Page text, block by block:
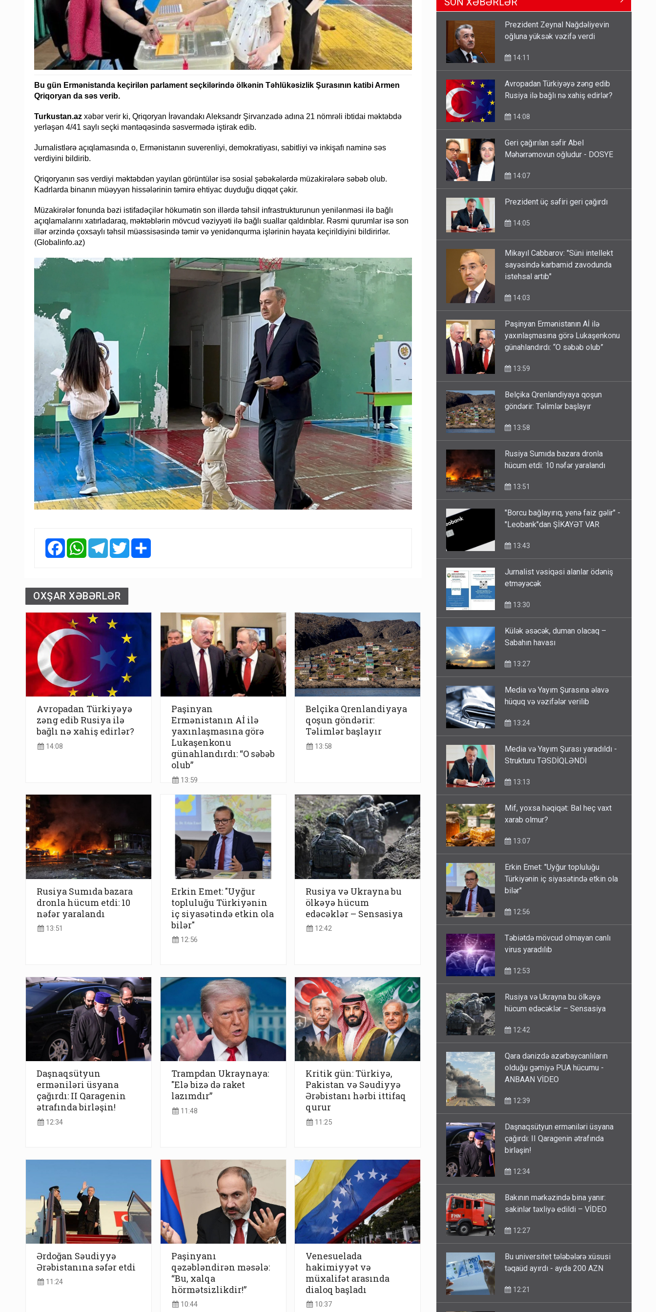
Bu gün Ermənistanda keçirilən parlament seçkilərində ölkənin Təhlükəsizlik Şurasının katibi Armen
Qriqoryan da səs verib.
Turkustan.az xəbər verir ki, Qriqoryan İrəvandakı Aleksandr Şirvanzadə adına 21 nömrəli ibtidai məktəbdə
yerləşən 4/41 saylı seçki məntəqəsində səsvermədə iştirak edib.
Jurnalistlərə açıqlamasında o, Ermənistanın suverenliyi, demokratiyası, sabitliyi və inkişafı naminə səs
verdiyini bildirib.
Qriqoryanın səs verdiyi məktəbdən yayılan görüntülər isə sosial şəbəkələrdə müzakirələrə səbəb olub.
Kadrlarda binanın müəyyən hissələrinin təmirə ehtiyac duyduğu diqqət çəkir.
Müzakirələr fonunda bəzi istifadəçilər hökumətin son illərdə təhsil infrastrukturunun yenilənməsi ilə bağlı
açıqlamalarını xatırladaraq, məktəblərin mövcud vəziyyəti ilə bağlı suallar qaldırıblar. Rəsmi qurumlar isə son
illər ərzində çoxsaylı təhsil müəssisəsində təmir və yenidənqurma işlərinin həyata keçirildiyini bildirirlər.
(Globalinfo.az)
FacebookWhatsAppTelegramTwitter
OXŞAR XƏBƏRLƏR
Avropadan Türkiyəyə
zəng edib Rusiya ilə
bağlı nə xahiş edirlər?
14:08
Paşinyan
Ermənistanın Aİ ilə
yaxınlaşmasına görə
Lukaşenkonu
günahlandırdı: “O səbəb
olub”
13:59
Belçika Qrenlandiyaya
qoşun göndərir:
Təlimlər başlayır
13:58
Rusiya Sumıda bazara
dronla hücum etdi: 10
nəfər yaralandı
13:51
Erkin Emet: "Uyğur
topluluğu Türkiyənin
iç siyasətində etkin ola
bilər"
12:56
Rusiya və Ukrayna bu
ölkəyə hücum
edəcəklər – Sensasiya
12:42
Daşnaqsütyun
erməniləri üsyana
çağırdı: II Qaragenin
ətrafında birləşin!
12:34
Trampdan Ukraynaya:
"Elə bizə də raket
lazımdır”
11:48
Kritik gün: Türkiyə,
Pakistan və Səudiyyə
Ərəbistanı hərbi ittifaq
qurur
11:25
Ərdoğan Səudiyyə
Ərəbistanına səfər etdi
11:24
Paşinyanı
qəzəbləndirən məsələ:
“Bu, xalqa
hörmətsizlikdir!”
10:44
Venesuelada
hakimiyyət və
müxalifət arasında
dialoq başladı
10:37
Məhərrəmovun oğludur - DOSYE
hüquq və vəzifələr verilib
Kartdan karta istədiyiniz qədər
11:06
Prezident Zeynal Nağdəliyevin
oğluna yüksək vəzifə verdi
14:11
Avropadan Türkiyəyə zəng edib
Rusiya ilə bağlı nə xahiş edirlər?
14:08
Geri çağırılan səfir Abel
Məhərrəmovun oğludur - DOSYE
14:07
Prezident üç səfiri geri çağırdı
14:05
Mikayıl Cabbarov: "Süni intellekt
sayəsində karbamid zavodunda
istehsal artıb"
14:03
Paşinyan Ermənistanın Aİ ilə
yaxınlaşmasına görə Lukaşenkonu
günahlandırdı: “O səbəb olub”
13:59
Belçika Qrenlandiyaya qoşun
göndərir: Təlimlər başlayır
13:58
Rusiya Sumıda bazara dronla
hücum etdi: 10 nəfər yaralandı
13:51
"Borcu bağlayırıq, yenə faiz gəlir" -
"Leobank"dan ŞİKAYƏT VAR
13:43
Jurnalist vəsiqəsi alanlar ödəniş
etməyəcək
13:30
Külək əsəcək, duman olacaq –
Sabahın havası
13:27
Media və Yayım Şurasına əlavə
hüquq və vəzifələr verilib
13:24
Media və Yayım Şurası yaradıldı -
Strukturu TƏSDİQLƏNDİ
13:13
Mif, yoxsa həqiqət: Bal heç vaxt
xarab olmur?
13:07
Erkin Emet: "Uyğur topluluğu
Türkiyənin iç siyasətində etkin ola
bilər"
12:56
Təbiətdə mövcud olmayan canlı
virus yaradılıb
12:53
Rusiya və Ukrayna bu ölkəyə
hücum edəcəklər – Sensasiya
12:42
Qara dənizdə azərbaycanlıların
olduğu gəmiyə PUA hücumu -
ANBAAN VİDEO
12:39
Daşnaqsütyun erməniləri üsyana
çağırdı: II Qaragenin ətrafında
birləşin!
12:34
Bakının mərkəzində bina yanır:
sakinlər təxliyə edildi – VİDEO
12:27
Bu universitet tələbələrə xüsusi
təqaüd ayırdı - ayda 200 AZN
12:21